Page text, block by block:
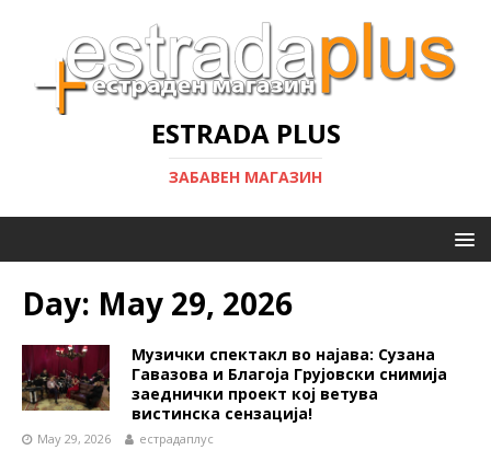
ESTRADA PLUS
ЗАБАВЕН МАГАЗИН
Day: May 29, 2026
Музички спектакл во најава: Сузана
Гавазова и Благоја Грујовски снимија
заеднички проект кој ветува
вистинска сензација!
May 29, 2026 естрадаплус